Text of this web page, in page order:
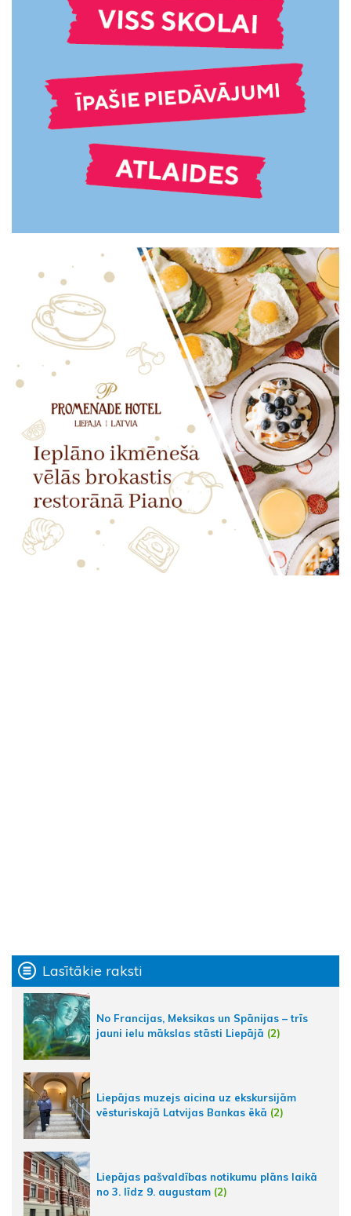
Lasītākie raksti
No Francijas, Meksikas un Spānijas – trīs
jauni ielu mākslas stāsti Liepājā (2)
Liepājas muzejs aicina uz ekskursijām
vēsturiskajā Latvijas Bankas ēkā (2)
Liepājas pašvaldības notikumu plāns laikā
no 3. līdz 9. augustam (2)